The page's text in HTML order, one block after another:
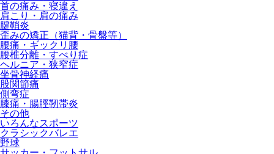
首の痛み・寝違え
肩こり・肩の痛み
腱鞘炎
歪みの矯正（猫背・骨盤等）
腰痛・ギックリ腰
腰椎分離・すべり症
ヘルニア・狭窄症
坐骨神経痛
股関節痛
側弯症
膝痛・腸脛靭帯炎
その他
いろんなスポーツ
クラシックバレエ
野球